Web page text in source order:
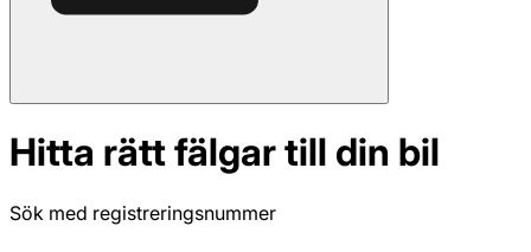
Hitta rätt fälgar till din bil
Sök med registreringsnummer